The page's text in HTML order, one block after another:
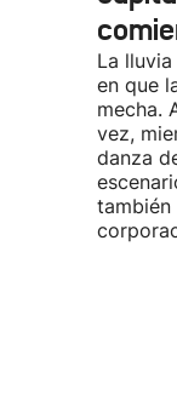
La
en que
mecha.
vez,
danza
también